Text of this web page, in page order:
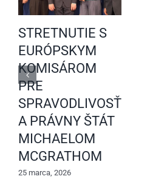
STRETNUTIE S
EURÓPSKYM
KOMISÁROM
PRE
SPRAVODLIVOSŤ
A PRÁVNY ŠTÁT
MICHAELOM
MCGRATHOM
25 marca, 2026